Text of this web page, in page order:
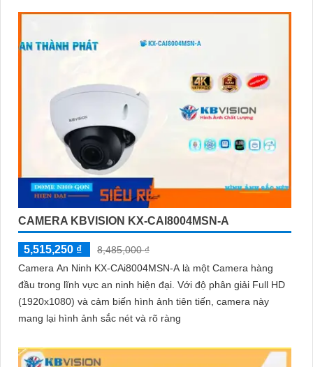
CAMERA KBVISION KX-CAI8004MSN-A
5,515,250 ₫
8,485,000 ₫
Camera An Ninh KX-CAi8004MSN-A là một Camera hàng
đầu trong lĩnh vực an ninh hiện đại. Với độ phân giải Full HD
(1920x1080) và cảm biến hình ảnh tiên tiến, camera này
mang lại hình ảnh sắc nét và rõ ràng